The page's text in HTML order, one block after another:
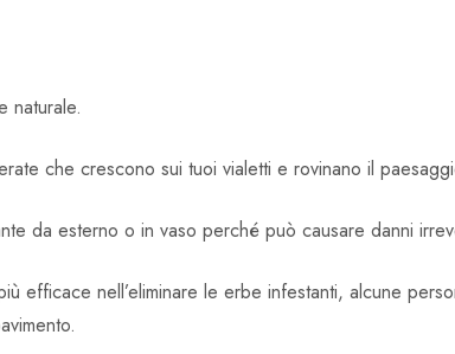
naturale.
che crescono sui tuoi vialetti e rovinano il
da esterno o in vaso perché può causare danni
efficace nell’eliminare le erbe infestanti, alcune